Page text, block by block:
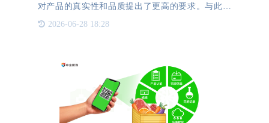
对产品的真实性和品质提出了更高的要求。与此同
力。在这种背景下，防伪溯源系统与返利营销的结合
2026-06-28 18:28